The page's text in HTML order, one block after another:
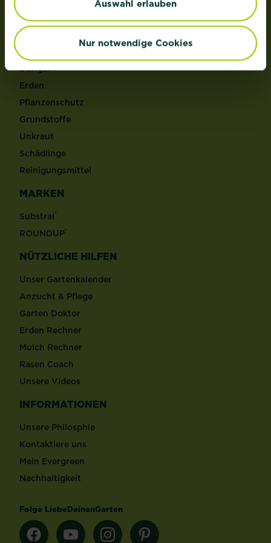
Auswahl erlauben
Nur notwendige Cookies
PRODUKTE
Rasen
Dünger
Erden
Pflanzenschutz
Grundstoffe
Unkraut
Schädlinge
Reinigungsmittel
MARKEN
Substral®
ROUNDUP®
NÜTZLICHE HILFEN
Unser Gartenkalender
Anzucht & Pflege
Garten Doktor
Erden Rechner
Mulch Rechner
Rasen Coach
Unsere Videos
INFORMATIONEN
Unsere Philosphie
Kontaktiere uns
Mein Evergreen
Nachhaltigkeit
Folge LiebeDeinenGarten